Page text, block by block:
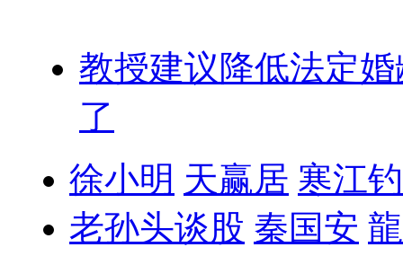
教授建议降低法定婚
了
徐小明 天赢居 寒江
老孙头谈股 秦国安